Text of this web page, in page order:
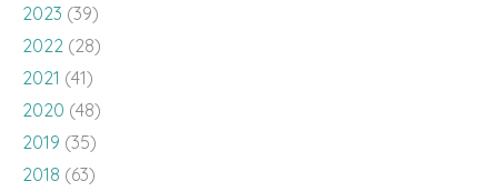
2023 (39)
2022 (28)
2021 (41)
2020 (48)
2019 (35)
2018 (63)